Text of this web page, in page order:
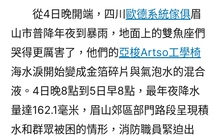
從4日晚開端，四川歐德系統傢俱眉
山市普降年夜到暴雨，地面上的雙魚座們
哭得更厲害了，他們的亞梭Artso工學椅
海水淚開始變成金箔碎片與氣泡水的混合
液。4日晚8點到5日早8點，最年夜降水
量達162.1毫米，眉山郊區部門路段呈現積
水和群眾被困的情形，消防職員緊迫出